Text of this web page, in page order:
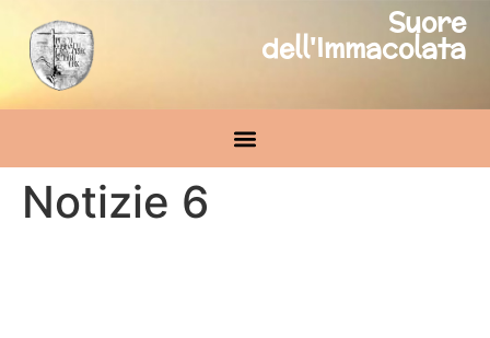
Suore
dell'Immacolata
Notizie 6